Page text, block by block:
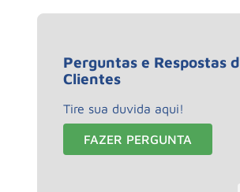
Perguntas e Respostas
Clientes
Tire sua duvida aqui!
FAZER PERGUNTA